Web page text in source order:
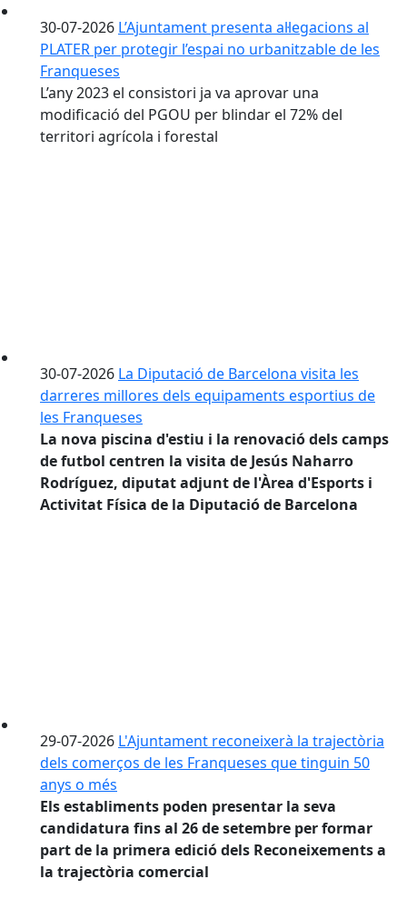
30-07-2026 L’Ajuntament presenta al·legacions al
PLATER per protegir l’espai no urbanitzable de les
Franqueses
L’any 2023 el consistori ja va aprovar una
modificació del PGOU per blindar el 72% del
territori agrícola i forestal
30-07-2026 La Diputació de Barcelona visita les
darreres millores dels equipaments esportius de
les Franqueses
La nova piscina d'estiu i la renovació dels camps
de futbol centren la visita de Jesús Naharro
Rodríguez, diputat adjunt de l'Àrea d'Esports i
Activitat Física de la Diputació de Barcelona
29-07-2026 L'Ajuntament reconeixerà la trajectòria
dels comerços de les Franqueses que tinguin 50
anys o més
Els establiments poden presentar la seva
candidatura fins al 26 de setembre per formar
part de la primera edició dels Reconeixements a
la trajectòria comercial